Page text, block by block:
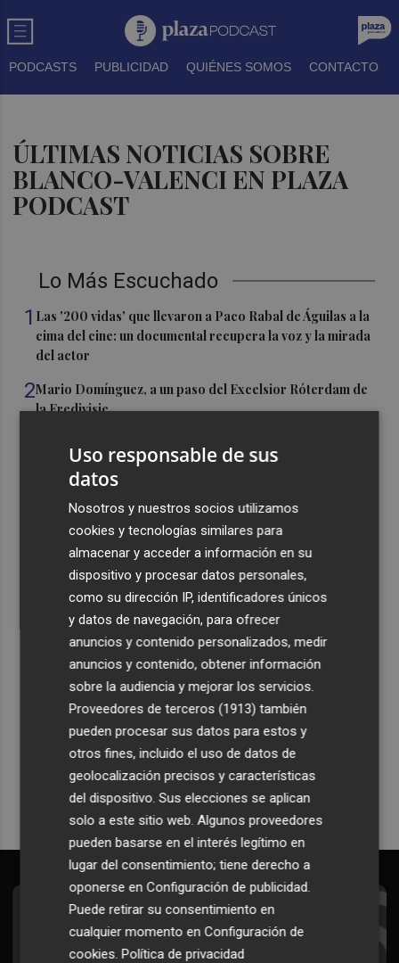
PODCASTS PUBLICIDAD QUIÉNES SOMOS CONTACTO
ÚLTIMAS NOTICIAS SOBRE
BLANCO-VALENCI EN PLAZA
PODCAST
Lo Más Escuchado
1 Las '200 vidas' que llevaron a Paco Rabal de Águilas a la
cima del cine: un documental recupera la voz y la mirada
del actor
2Mario Domínguez, a un paso del Excelsior Róterdam de
la Eredivisie
en las fiestas para la Ufece y conciertos en valenciano
conquistar los históricos 20.000 puntos
Valencia Basket abrirá la EuroLeague Women en casa
ante Fenerbahce Opet
Recibe toda la actualidad de
Plaza Podcast en tu correo
Quiero suscribirme
Suscríbete al Boletín
Todos los días a primera hora en tu email
Uso responsable de sus
datos
Nosotros y nuestros socios utilizamos
cookies y tecnologías similares para
almacenar y acceder a información en su
dispositivo y procesar datos personales,
como su dirección IP, identificadores únicos
y datos de navegación, para ofrecer
anuncios y contenido personalizados, medir
anuncios y contenido, obtener información
sobre la audiencia y mejorar los servicios.
Proveedores de terceros (1913) también
pueden procesar sus datos para estos y
otros fines, incluido el uso de datos de
geolocalización precisos y características
del dispositivo. Sus elecciones se aplican
solo a este sitio web. Algunos proveedores
pueden basarse en el interés legítimo en
lugar del consentimiento; tiene derecho a
oponerse enConfiguración de publicidad.
Puede retirar su consentimiento en
cualquier momento enConfiguración de
cookies.Política de privacidad